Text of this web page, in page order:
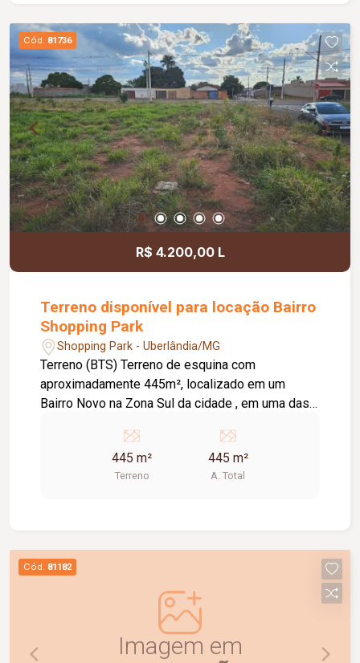
Cód. 81736
R$ 4.200,00 L
Terreno disponível para locação Bairro
Shopping Park
Shopping Park - Uberlândia/MG
Terreno (BTS) Terreno de esquina com
aproximadamente 445m², localizado em um
Bairro Novo na Zona Sul da cidade , em uma das
comércios locais.
445 m²
Terreno
445 m²
A. Total
Cód. 81182
Imagem em